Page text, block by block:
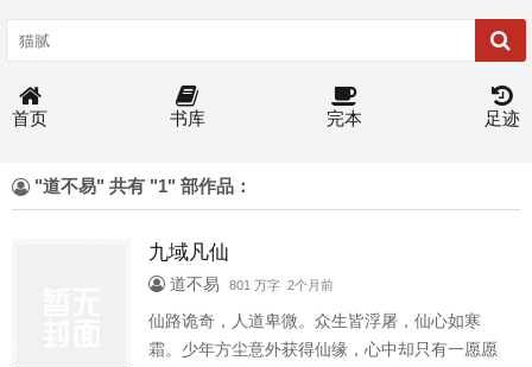
首页 书库 完本 足迹
"道不易" 共有 "1" 部作品：
九域凡仙
道不易 801 万字 2个月前
仙路诡奇，人道卑微。众生皆浮屠，仙心如寒
霜。少年方尘意外获得仙缘，心中却只有一愿愿